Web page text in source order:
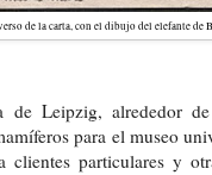
de la carta, con el dibujo del elefante de
de Leipzig, alrededor
para el museo
clientes particulares y